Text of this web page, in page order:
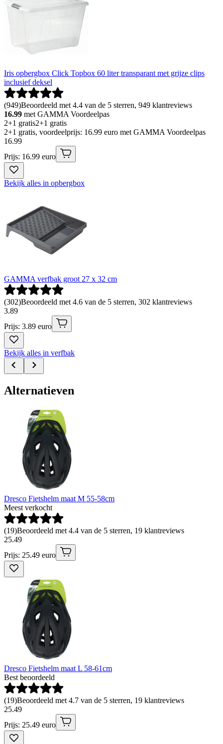
Iris opbergbox Click Topbox 60 liter transparant met grijze clips
inclusief deksel
(949)Beoordeeld met 4.4 van de 5 sterren, 949 klantreviews
16.99 met GAMMA Voordeelpas
2+1 gratis2+1 gratis
2+1 gratis, voordeelprijs: 16.99 euro met GAMMA Voordeelpas
16.99
Prijs: 16.99 euro
Bekijk alles in opbergbox
GAMMA verfbak groot 27 x 32 cm
(302)Beoordeeld met 4.6 van de 5 sterren, 302 klantreviews
3.89
Prijs: 3.89 euro
Bekijk alles in verfbak
Alternatieven
Dresco Fietshelm maat M 55-58cm
Meest verkocht
(19)Beoordeeld met 4.4 van de 5 sterren, 19 klantreviews
25.49
Prijs: 25.49 euro
Dresco Fietshelm maat L 58-61cm
Best beoordeeld
(19)Beoordeeld met 4.7 van de 5 sterren, 19 klantreviews
25.49
Prijs: 25.49 euro